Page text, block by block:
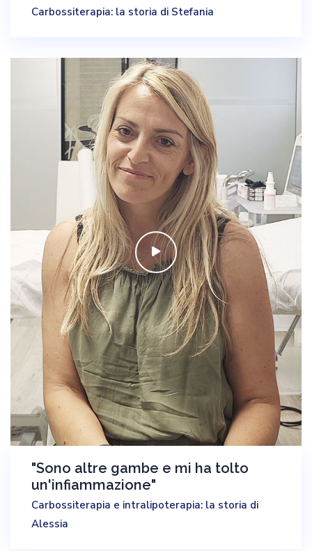
Carbossiterapia: la storia di Stefania
"Sono altre gambe e mi ha tolto
un'infiammazione"
Carbossiterapia e intralipoterapia: la storia di
Alessia